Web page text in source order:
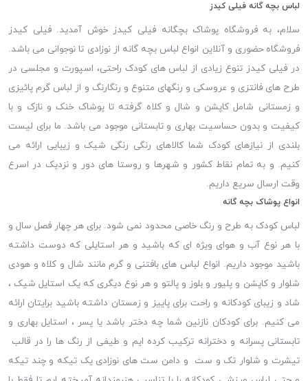
لباس بچه گانه فیلی کیدز
سلام، به فروشگاه پوشاک بچگانه فیلی کیدز خوش آمدید. فیلی کیدز
فروشگاه حضوری و آنلاین انواع لباس بچه گانه از نوزادی تا نوجوانی می باشد.
در فیلی کیدز تنوع زیادی از لباس های کودک راحتی، اسپورت و مجلسی در
طرح های فانتزی و عروسکی و رنگهای متنوع و رنگارنگ و از لباس گرم پائیزی
و زمستانی شامل کاپشن و شال و کلاه گرفته تا پوشاک خنک و نازک و با
کیفیت و بدون حساسیت بهاری و تابستانی موجود می باشد. ما برای لیست
بلندی از نیازهای کودک شما کالاهای رنگی رنگی شیک و زیبایی ارائه می
کنیم. و به تمام نقاط کشور و شهرها و روستا های دور و نزدیک در اسرع
وقت ارسال سریع داریم.
انواع پوشاک بچه گانه
لباس کودک به طرح و رنگ خاصی محدود نمی شود. برای هر چهار فصل سال و
با هر نوع آب و هوای ویژه ای که باشید و هر استایلی که دوست داشته
باشید موجود داریم. انواع لباس های بافتنی و گرم مانند شال و کلاه و هودی
شلوار و کاپشن و پلیور و بلوز و پالتو و هر نوع دیگری که یک استایل شیک ،
شاد و زیبای کودکانه و راحت برای پاییز و زمستان داشته باشید برایتان ارائه
می کنیم. برای کودکان نازنین شما چه دختر باشد یا پسر ، استایل بهاری و
تابستانی پسرانه و دخترانه ترکیب کرده ایم و طیفی از رنگ ها را در قالب
تیشرت و شلوار تک و ست و دامن ست های نوزادی یک تیکه و چند تیکه